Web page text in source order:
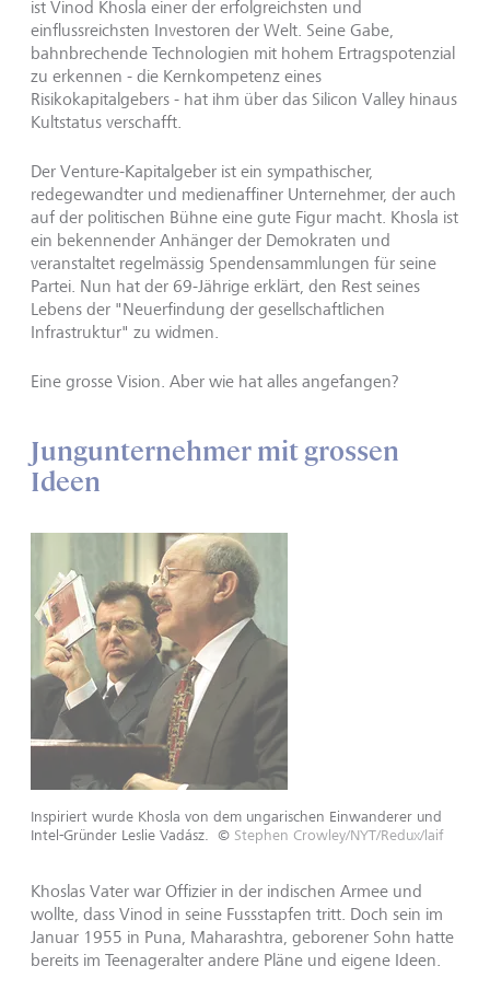
ist Vinod Khosla einer der erfolgreichsten und
einflussreichsten Investoren der Welt. Seine Gabe,
bahnbrechende Technologien mit hohem Ertragspotenzial
zu erkennen - die Kernkompetenz eines
Risikokapitalgebers - hat ihm über das Silicon Valley hinaus
Kultstatus verschafft.
Der Venture-Kapitalgeber ist ein sympathischer,
redegewandter und medienaffiner Unternehmer, der auch
auf der politischen Bühne eine gute Figur macht. Khosla ist
ein bekennender Anhänger der Demokraten und
veranstaltet regelmässig Spendensammlungen für seine
Partei. Nun hat der 69-Jährige erklärt, den Rest seines
Lebens der "Neuerfindung der gesellschaftlichen
Infrastruktur" zu widmen.
Eine grosse Vision. Aber wie hat alles angefangen?
Jungunternehmer mit grossen
Ideen
Inspiriert wurde Khosla von dem ungarischen Einwanderer und
Intel-Gründer Leslie Vadász.
© Stephen Crowley/NYT/Redux/laif
Khoslas Vater war Offizier in der indischen Armee und
wollte, dass Vinod in seine Fussstapfen tritt. Doch sein im
Januar 1955 in Puna, Maharashtra, geborener Sohn hatte
bereits im Teenageralter andere Pläne und eigene Ideen.